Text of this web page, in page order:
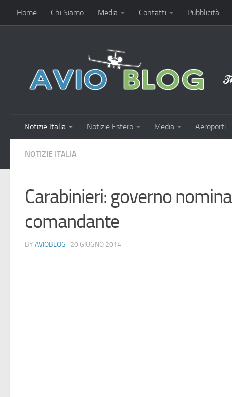
Home Chi Siamo Media Contatti Pubblicità
Notizie Italia Notizie Estero Media Aeroporti
NOTIZIE ITALIA
Carabinieri: governo
comandante
BY AVIOBLOG · 20 GIUGNO 2014